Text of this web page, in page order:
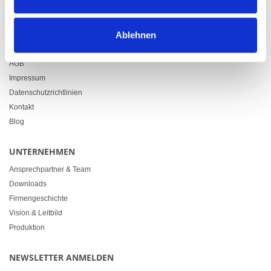
Ablehnen
Downloads
AGB
Impressum
Datenschutzrichtlinien
Kontakt
Blog
UNTERNEHMEN
Ansprechpartner & Team
Downloads
Firmengeschichte
Vision & Leitbild
Produktion
NEWSLETTER ANMELDEN